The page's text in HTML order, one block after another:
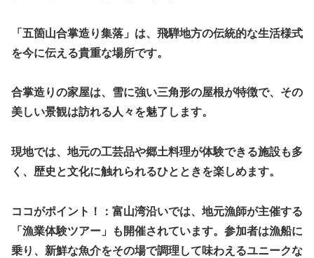
「五箇山合掌造り集落」は、飛騨地方の伝統的な生活様式
を今に伝える貴重な場所です。
合掌造りの家屋は、雪に強い三角形の屋根が特徴で、その
美しい景観は訪れる人々を魅了します。
現地では、地元の工芸品や郷土料理が体験できる施設も多
く、歴史と文化に触れられるひとときを楽しめます。
ココがポイント！：富山湾沿いでは、地元漁師が主催する
「漁業体験ツアー」も開催されています。参加者は漁船に
乗り、新鮮な魚介をその場で調理して味わえるユニークな